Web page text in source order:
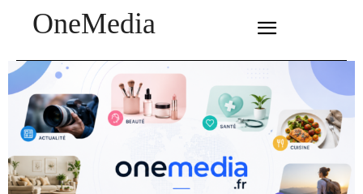
OneMedia